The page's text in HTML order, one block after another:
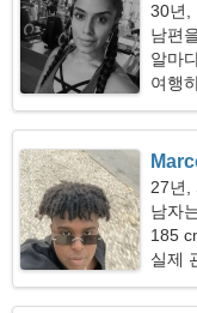
30년,
남편
알마
여행
27년,
남자
185
실제